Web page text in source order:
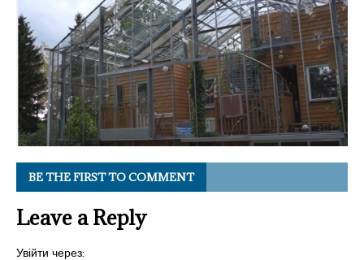
BE THE FIRST TO COMMENT
Leave a Reply
Увійти через: